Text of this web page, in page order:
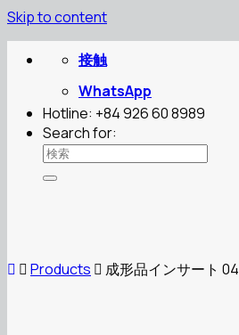
Skip to content
接触
WhatsApp
Hotline: +84 926 60 8989
Search for:
Products 成形品インサート 04